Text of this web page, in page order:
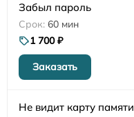
Забыл пароль
60 мин
1 700 ₽
Заказать
Не видит карту памяти